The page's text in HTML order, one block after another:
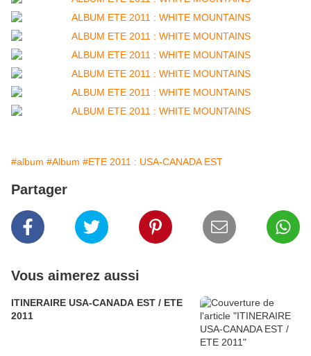
#album #Album #ETE 2011 : USA-CANADA EST
Partager
Vous aimerez aussi
ITINERAIRE USA-CANADA EST / ETE
2011